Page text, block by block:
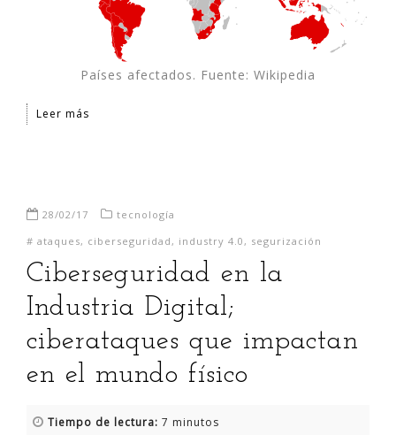
Países afectados. Fuente: Wikipedia
Leer más
28/02/17
tecnología
# ataques, ciberseguridad , industry 4.0 , segurización
Ciberseguridad en la
Industria Digital;
ciberataques que impactan
en el mundo físico
Tiempo de lectura: 7 minutos